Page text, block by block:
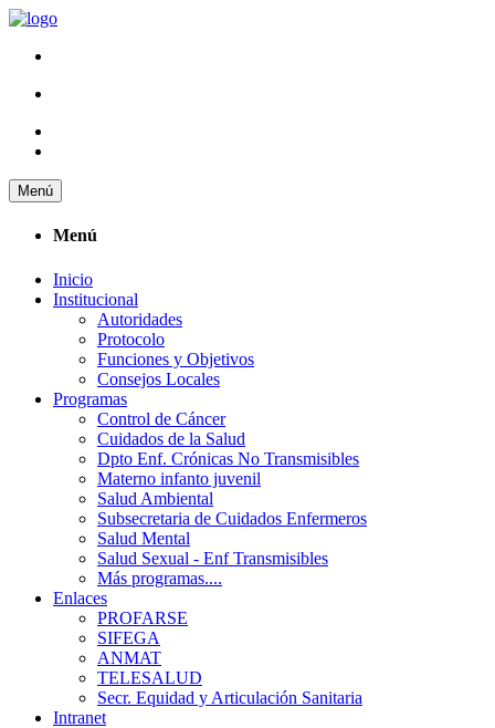
Menú
Menú
Inicio
Institucional
Autoridades
Protocolo
Funciones y Objetivos
Consejos Locales
Programas
Control de Cáncer
Cuidados de la Salud
Dpto Enf. Crónicas No Transmisibles
Materno infanto juvenil
Salud Ambiental
Subsecretaria de Cuidados Enfermeros
Salud Mental
Salud Sexual - Enf Transmisibles
Más programas....
Enlaces
PROFARSE
SIFEGA
ANMAT
TELESALUD
Secr. Equidad y Articulación Sanitaria
Intranet